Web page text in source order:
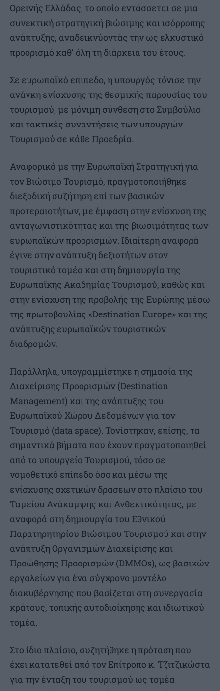
Ορεινής Ελλάδας, το οποίο εντάσσεται σε μια
συνεκτική στρατηγική βιώσιμης και ισόρροπης
ανάπτυξης, αναδεικνύοντάς την ως ελκυστικό
προορισμό καθ’ όλη τη διάρκεια του έτους.
Σε ευρωπαϊκό επίπεδο, η υπουργός τόνισε την
ανάγκη ενίσχυσης της θεσμικής παρουσίας του
τουρισμού, με μόνιμη σύνθεση στο Συμβούλιο
και τακτικές συναντήσεις των υπουργών
Τουρισμού σε κάθε Προεδρία.
Αναφορικά με την Ευρωπαϊκή Στρατηγική για
τον Βιώσιμο Τουρισμό, πραγματοποιήθηκε
διεξοδική συζήτηση επί των βασικών
προτεραιοτήτων, με έμφαση στην ενίσχυση της
ανταγωνιστικότητας και της βιωσιμότητας των
ευρωπαϊκών προορισμών. Ιδιαίτερη αναφορά
έγινε στην ανάπτυξη δεξιοτήτων στον
τουριστικό τομέα και στη δημιουργία της
Ευρωπαϊκής Ακαδημίας Τουρισμού, καθώς και
στην ενίσχυση της προβολής της Ευρώπης μέσω
της πρωτοβουλίας «Destination Europe» και της
ανάπτυξης ευρωπαϊκών τουριστικών
διαδρομών.
Παράλληλα, υπογραμμίστηκε η σημασία της
Διαχείρισης Προορισμών (Destination
Management) και της ανάπτυξης του
Ευρωπαϊκού Χώρου Δεδομένων για τον
Τουρισμό (data space). Τονίστηκαν, επίσης, τα
σημαντικά βήματα που έχουν πραγματοποιηθεί
από το υπουργείο Τουρισμού, τόσο σε
νομοθετικό επίπεδο όσο και μέσω της
ενίσχυσης σχετικών δράσεων στο πλαίσιο του
Ταμείου Ανάκαμψης και Ανθεκτικότητας, με
αναφορά στη δημιουργία του Εθνικού
Παρατηρητηρίου Βιώσιμου Τουρισμού και στην
ανάπτυξη Οργανισμών Διαχείρισης και
Προώθησης Προορισμών (DMMOs), ως βασικών
εργαλείων για ένα σύγχρονο μοντέλο
διακυβέρνησης που βασίζεται στη συνεργασία
κράτους, τοπικής αυτοδιοίκησης και ιδιωτικού
τομέα.
Στο ίδιο πλαίσιο, συζητήθηκε η πρόταση που
έχει κατατεθεί από τον Επίτροπο κ. Τζιτζικώστα
για την ένταξη του τουρισμού ως τομέα